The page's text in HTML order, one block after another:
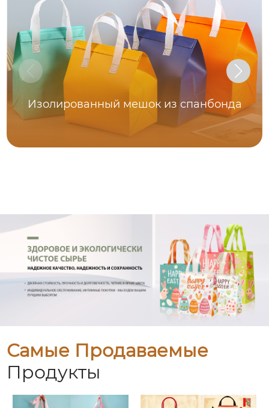
Изолированный мешок из спанбонда
Самые Продаваемые
Продукты